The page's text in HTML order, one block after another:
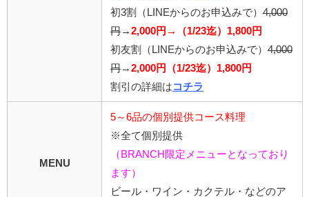
初3割（LINEからのお申込みで） 4,000
円 → 2,000円→（1/23迄）1,800円
初友割（LINEからのお申込みで） 4,000
円 → 2,000円（1/23迄）1,800円
割引の詳細は コチラ
MENU
5～6品の個別提供コース料理
※全て個別提供
（BRANCH限定メニューとなっており
ます）
ビール・ワイン・カクテル・などのア